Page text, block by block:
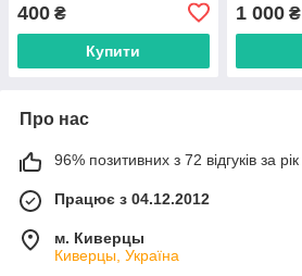
400 ₴
Купити
1 000₴
Про нас
96% позитивних з 72 відгуків за рік
Працює з 04.12.2012
м. Киверцы
Киверцы, Україна